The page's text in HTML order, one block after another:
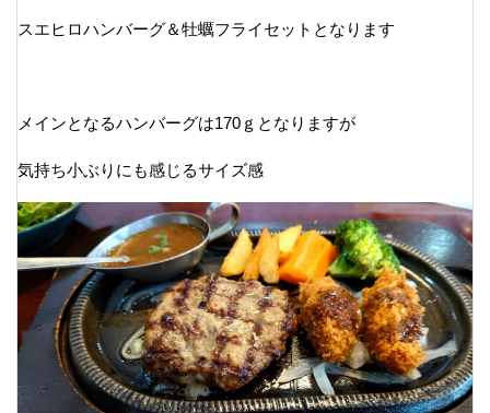
スエヒロハンバーグ＆牡蠣フライセットとなります
メインとなるハンバーグは170ｇとなりますが
気持ち小ぶりにも感じるサイズ感